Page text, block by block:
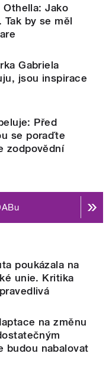
Jako
by se měl
Gabriela
jsou inspirace
Před
se poraďte
zodpovědní
poukázala na
unie. Kritika
na změnu
budou nabalovat